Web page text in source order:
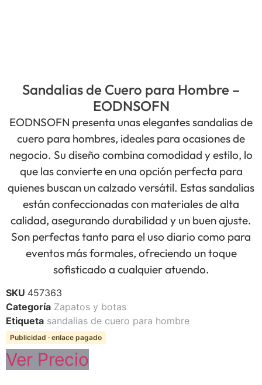
Sandalias de Cuero para Hombre –
EODNSOFN
EODNSOFN presenta unas elegantes sandalias de
cuero para hombres, ideales para ocasiones de
negocio. Su diseño combina comodidad y estilo, lo
que las convierte en una opción perfecta para
quienes buscan un calzado versátil. Estas sandalias
están confeccionadas con materiales de alta
calidad, asegurando durabilidad y un buen ajuste.
Son perfectas tanto para el uso diario como para
eventos más formales, ofreciendo un toque
sofisticado a cualquier atuendo.
SKU 457363
Categoría Zapatos y botas
Etiqueta sandalias de cuero para hombre
Publicidad · enlace pagado
Ver Precio